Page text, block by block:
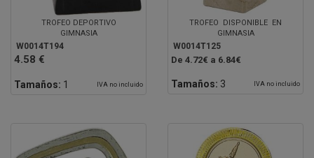
TROFEO DEPORTIVO
GIMNASIA
W0014T194
4.58 €
Tamaños: 1 IVA no incluido
TROFEO DISPONIBLE EN
GIMNASIA
W0014T125
De 4.72€ a 6.84€
Tamaños: 3 IVA no incluido